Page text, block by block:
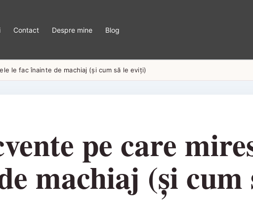
Contact Despre mine Blog
le fac înainte de machiaj (și cum să le eviți)
pe care
machiaj (și cum